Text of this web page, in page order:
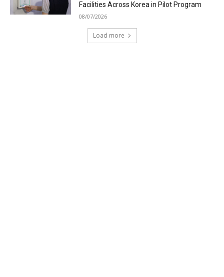
Facilities Across Korea in Pilot Program
08/07/2026
Load more